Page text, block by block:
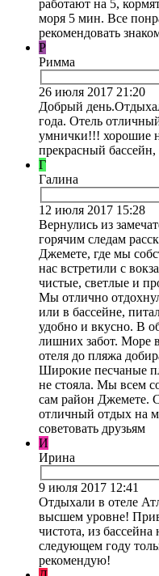
работают на 5,
моря 5 мин. Все
рекомендовать
Р
Римма
26 июля 2017 21:20
Добрый
года. Отель
умнички!!! хорошие
прекрасный
Г
Галина
12 июля 2017 15:28
Вернулись из
горячим следам
Джемете, где мы
нас встретили с
чистые, светлые и
Мы отлично
или в бассейне,
удобно и вкусно. В
лишних забот. Море
отеля до пляжа
Широкие песчаные
не стояла. Мы всем
сам район Джемете.
отличный отдых на
советовать друзьям
И
Ирина
9 июля 2017 12:41
Отдыхали в отеле
высшем уровне!
чистота, из
следующем году
рекомендую!